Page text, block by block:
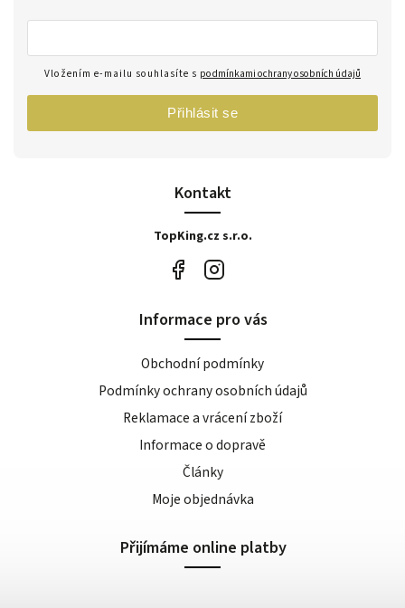
Kontakt
TopKing.cz s.r.o.
Vložením e-mailu souhlasíte s podmínkami ochrany osobních údajů
Přihlásit se
Informace pro vás
Obchodní podmínky
Podmínky ochrany osobních údajů
Reklamace a vrácení zboží
Informace o dopravě
Články
Moje objednávka
Přijímáme online platby